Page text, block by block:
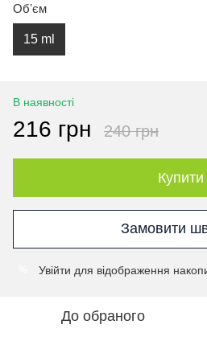
Обʼєм
15 ml
В наявності
216 грн 240 грн
Купити
Замовити
Увійти для відображення
До обраного